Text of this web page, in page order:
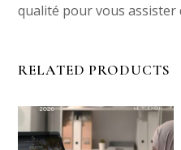
qualité pour vous assister
RELATED PRODUCTS